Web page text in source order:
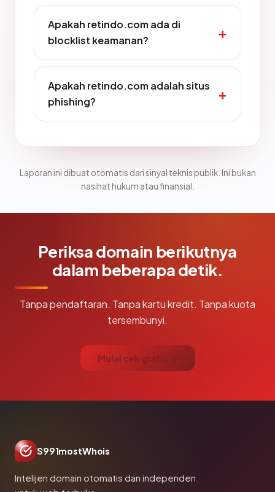
Apakah retindo.com ada di
blocklist keamanan?
Apakah retindo.com adalah situs
phishing?
Laporan ini dibuat otomatis dari sinyal teknis publik. Ini bukan
nasihat hukum atau finansial.
Periksa domain berikutnya
dalam beberapa detik.
Tanpa pendaftaran. Tanpa kartu kredit. Tanpa kuota
tersembunyi.
Mulai cek gratis →
S991mostWhois
Intelijen domain otomatis dan independen